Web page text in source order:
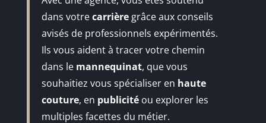
dans votrecarrièregrâce aux conseils
avisés de professionnels expérimentés.
Ils vous aident à tracer votre chemin
dans le mannequinat, que vous
souhaitiez vous spécialiser en haute
couture, en publicitéou explorer les
multiples facettes du métier.